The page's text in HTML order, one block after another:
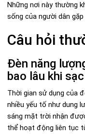
Những nơi này thường
sống của người dân gặp
Câu hỏi
Đèn năng
bao lâu khi
Thời gian sử dụng của
nhiều yếu tố như dung
sáng mặt trời nhận
thể hoạt động liên tục